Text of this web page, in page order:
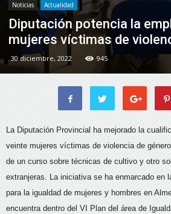
Noticias Actualidad
Diputación potencia la
mujeres víctimas de
30 diciembre, 2022 945
La Diputación Provincial ha mejorado la
veinte mujeres víctimas de violencia de
de un curso sobre técnicas de cultivo y otro
extranjeras. La iniciativa se ha enmarcado en
para la igualdad de mujeres y hombres en
encuentra dentro del VI Plan del área de